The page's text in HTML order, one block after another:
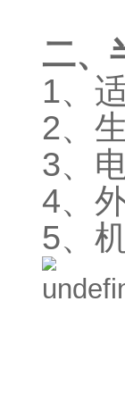
二、
1、
2、
3、
4、
5、